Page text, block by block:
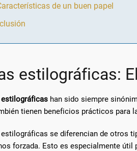
de un buen papel
estilográficas:
estilográficas han sido siempre
tienen beneficios prácticos para
se diferencian de otros
forzada. Esto es especialmente